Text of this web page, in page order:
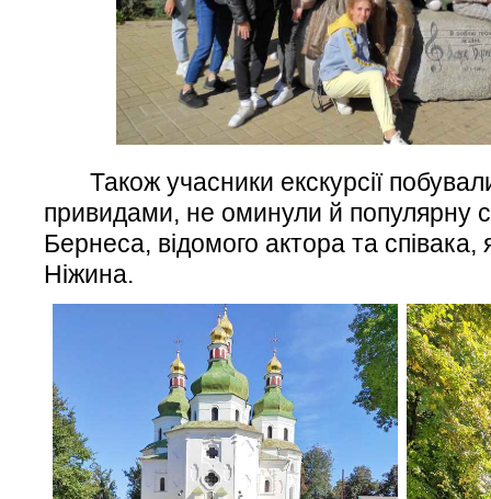
Також учасники екскурсії
привидами, не оминули й популярну
Бернеса, відомого актора та
Ніжина.